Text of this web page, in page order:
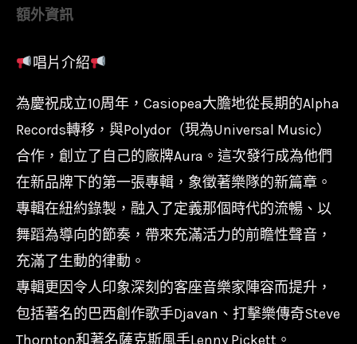
姆
彩
Casiopea
-
Platinum/UPJY-
9542/Universal
數
量
額外資訊
唱片介紹
為慶祝成立10周年，Casiopea大膽地從長期的Alpha
Records轉移，與Polydor（現為Universal Music）
合作，創立了自己的廠牌Aura。這次發行成為他們
在新品牌下的第一張專輯，象徵著樂隊的新篇章。
專輯在紐約錄製，融入了定義那個時代的流暢、以
舞蹈為導向的節奏，帶來充滿活力的前瞻性聲音，
充滿了生動的律動。
專輯更因令人印象深刻的客座音樂家陣容而提升，
包括著名的巴西創作歌手Djavan、打擊樂傳奇Steve
Thornton和著名薩克斯風手Lenny Pickett。